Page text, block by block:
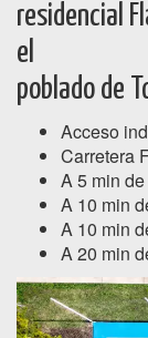
residencial
el
poblado de
Acceso
Carretera
A 5 min
A 10 min
A 10 min
A 20 min